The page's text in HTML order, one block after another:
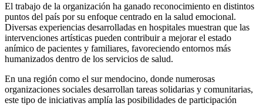
El trabajo de la organización ha ganado reconocimiento en distintos
puntos del país por su enfoque centrado en la salud emocional.
Diversas experiencias desarrolladas en hospitales muestran que las
intervenciones artísticas pueden contribuir a mejorar el estado
anímico de pacientes y familiares, favoreciendo entornos más
humanizados dentro de los servicios de salud.
En una región como el sur mendocino, donde numerosas
organizaciones sociales desarrollan tareas solidarias y comunitarias,
este tipo de iniciativas amplía las posibilidades de participación